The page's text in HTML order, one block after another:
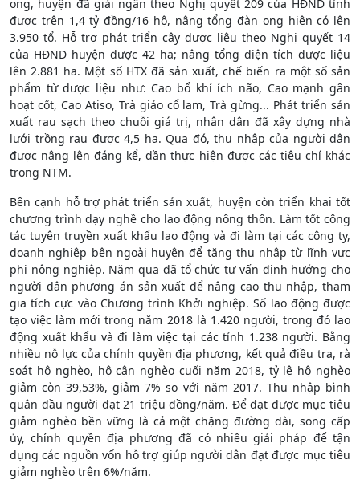
ong, huyện đã giải ngân theo Nghị quyết 209 của HĐND tỉnh
được trên 1,4 tỷ đồng/16 hộ, nâng tổng đàn ong hiện có lên
3.950 tổ. Hỗ trợ phát triển cây dược liệu theo Nghị quyết 14
của HĐND huyện được 42 ha; nâng tổng diện tích dược liệu
lên 2.881 ha. Một số HTX đã sản xuất, chế biến ra một số sản
phẩm từ dược liệu như: Cao bổ khí ích não, Cao mạnh gân
hoạt cốt, Cao Atiso, Trà giảo cổ lam, Trà gừng... Phát triển sản
xuất rau sạch theo chuỗi giá trị, nhân dân đã xây dựng nhà
lưới trồng rau được 4,5 ha. Qua đó, thu nhập của người dân
được nâng lên đáng kể, dần thực hiện được các tiêu chí khác
trong NTM.
Bên cạnh hỗ trợ phát triển sản xuất, huyện còn triển khai tốt
chương trình dạy nghề cho lao động nông thôn. Làm tốt công
tác tuyên truyền xuất khẩu lao động và đi làm tại các công ty,
doanh nghiệp bên ngoài huyện để tăng thu nhập từ lĩnh vực
phi nông nghiệp. Năm qua đã tổ chức tư vấn định hướng cho
người dân phương án sản xuất để nâng cao thu nhập, tham
gia tích cực vào Chương trình Khởi nghiệp. Số lao động được
tạo việc làm mới trong năm 2018 là 1.420 người, trong đó lao
động xuất khẩu và đi làm việc tại các tỉnh 1.238 người. Bằng
nhiều nỗ lực của chính quyền địa phương, kết quả điều tra, rà
soát hộ nghèo, hộ cận nghèo cuối năm 2018, tỷ lệ hộ nghèo
giảm còn 39,53%, giảm 7% so với năm 2017. Thu nhập bình
quân đầu người đạt 21 triệu đồng/năm. Để đạt được mục tiêu
giảm nghèo bền vững là cả một chặng đường dài, song cấp
ủy, chính quyền địa phương đã có nhiều giải pháp để tận
dụng các nguồn vốn hỗ trợ giúp người dân đạt được mục tiêu
giảm nghèo trên 6%/năm.